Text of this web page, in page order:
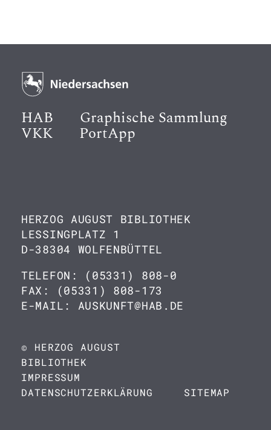
HAB Graphische Sammlung
VKK PortApp
HERZOG AUGUST BIBLIOTHEK
LESSINGPLATZ 1
D-38304 WOLFENBÜTTEL
TELEFON: (05331) 808-0
FAX: (05331) 808-173
E-MAIL: AUSKUNFT@HAB.DE
© HERZOG AUGUST
BIBLIOTHEK
IMPRESSUM
DATENSCHUTZERKLÄRUNG
SITEMAP